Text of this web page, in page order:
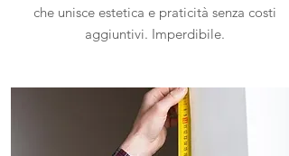
che unisce estetica e praticità senza costi
aggiuntivi. Imperdibile.